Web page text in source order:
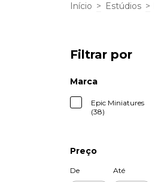
Início > Estúdios >
Filtrar por
Marca
Epic Miniatures
(38)
Preço
De Até